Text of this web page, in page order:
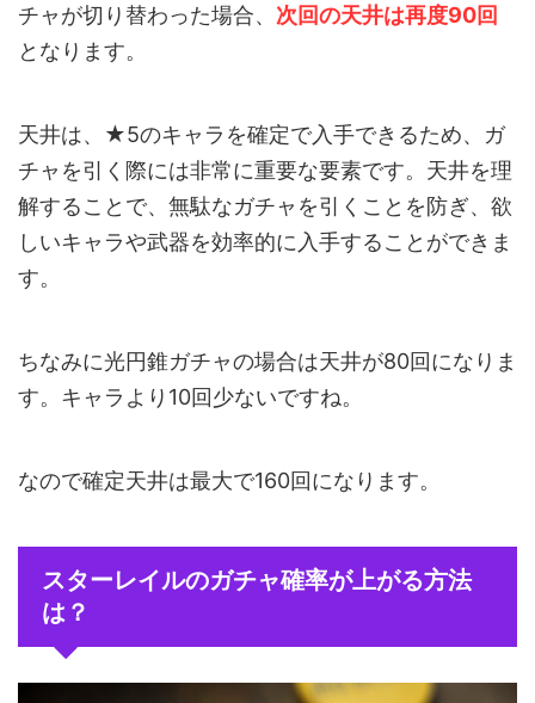
チャが切り替わった場合、 次回の天井は再度90回
となります。
天井は、★5のキャラを確定で入手できるため、ガ
チャを引く際には非常に重要な要素です。天井を理
解することで、無駄なガチャを引くことを防ぎ、欲
しいキャラや武器を効率的に入手することができま
す。
ちなみに光円錐ガチャの場合は天井が80回になりま
す。キャラより10回少ないですね。
なので確定天井は最大で160回になります。
スターレイルのガチャ確率が上がる方法
は？